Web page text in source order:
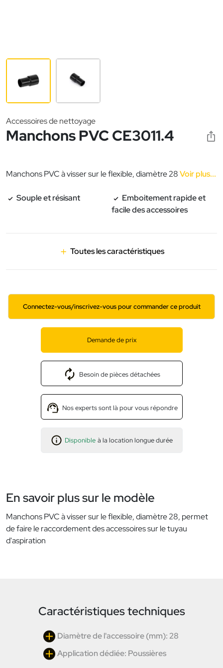
Accessoires de nettoyage
Manchons PVC CE3011.4
Manchons PVC à visser sur le flexible, diamètre 28Voir plus...
Souple et résisant
Emboitement rapide et
facile des accessoires
Toutes les caractéristiques
Connectez-vous/inscrivez-vous pour commander ce produit
Demande de prix
Besoin de pièces détachées
Nos experts sont là pour vous répondre
Disponible à la location longue durée
En savoir plus sur le modèle
Manchons PVC à visser sur le flexible, diamètre 28, permet
de faire le raccordement des accessoires sur le tuyau
d'aspiration
Caractéristiques techniques
Diamètre de l'accessoire (mm): 28
Application dédiée: Poussières